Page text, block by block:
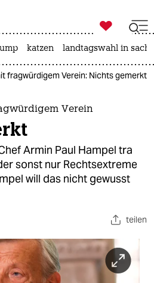
zahl ich
ich

taz zahl ich
katzen landtagswahl in
fragwürdigem Verein: Nichts gemerkt
Verein
Armin Paul Hampel tra
sonst nur Rechtsextreme
will das nicht gewusst
teilen